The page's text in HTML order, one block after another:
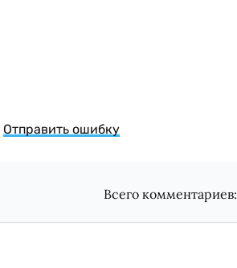
Отправить ошибку
Всего комментариев: